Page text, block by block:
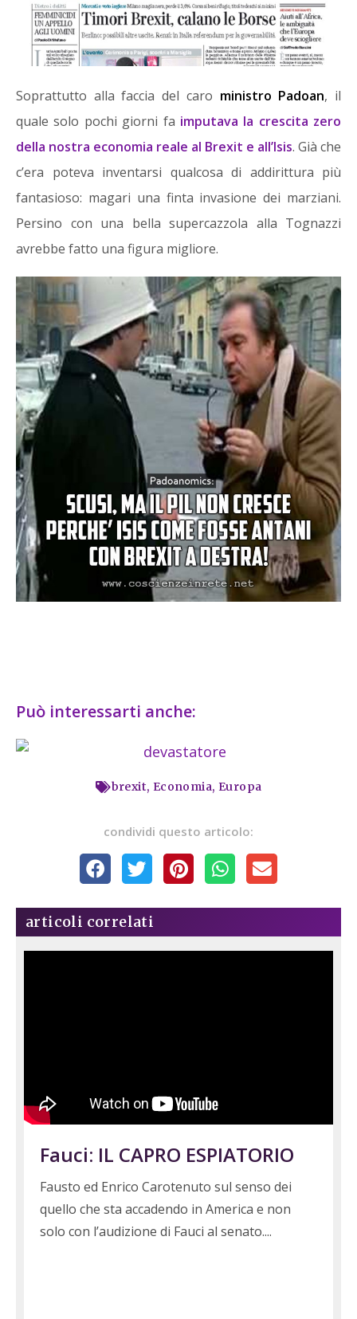
Soprattutto alla faccia del caro ministro Padoan, il
quale solo pochi giorni fa imputava la crescita zero
della nostra economia reale al Brexit e all’Isis. Già che
c’era poteva inventarsi qualcosa di addirittura più
fantasioso: magari una finta invasione dei marziani.
Persino con una bella supercazzola alla Tognazzi
avrebbe fatto una figura migliore.
Può interessarti anche:
brexit, Economia, Europa
condividi questo articolo:
articoli correlati
Fauci: IL CAPRO ESPIATORIO
Fausto ed Enrico Carotenuto sul senso dei
quello che sta accadendo in America e non
solo con l’audizione di Fauci al senato.